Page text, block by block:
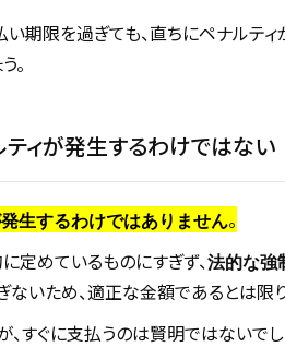
限を過ぎても、直ちにペナルティ
。
ィが発生するわけではない
生するわけではありません。
定めているものにすぎず、法的な強
いため、適正な金額であるとは限り
すぐに支払うのは賢明ではないでし